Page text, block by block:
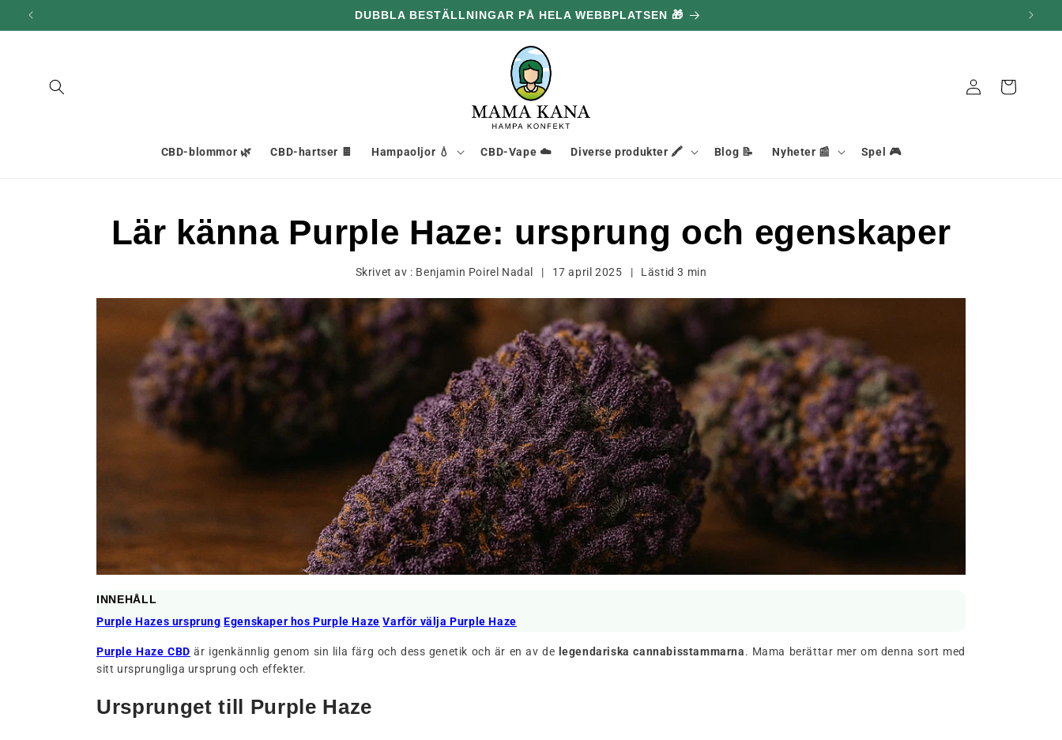
och gå
100 G GRATIS FÖR VARJE 1,096.00 kr DU HANDLAR FÖR 🔥
CBD-blommor 🌿 CBD-hartser 🍫 Hampaoljor 💧 CBD-Vape ☁️ Diverse produkter 🖍️ Blog 📝 Nyheter 📰 Spel 🎮
AnslutningKorg
Lär känna Purple Haze: ursprung och egenskaper
Skrivet av : Benjamin Poirel Nadal | 17 april 2025 | Lästid3 min
INNEHÅLL
Purple Hazes ursprung Egenskaper hos Purple Haze Varför välja Purple Haze
Purple Haze CBD är igenkännlig genom sin lila färg och dess genetik och är en av de legendariska cannabisstammarna. Mama berättar mer om denna sort med
sitt ursprungliga ursprung och effekter.
Ursprunget till Purple Haze